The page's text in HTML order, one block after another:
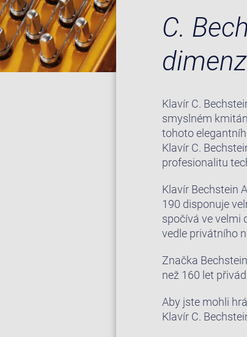
C.
Klavír C.
smyslném
tohoto
Klavír C.
profesionalitu
Klavír Bechstein
190 disponuje
spočívá ve velmi
vedle privátního
Značka
než 160 let
Aby jste mohli
Klavír C.